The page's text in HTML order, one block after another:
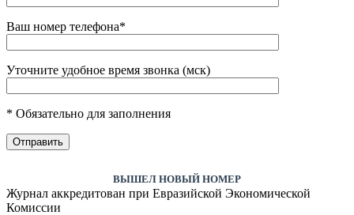
Журнал аккредитован при Евразийской Экономической
Комиссии
Ваш номер телефона*
Уточните удобное время звонка (мск)
* Обязательно для заполнения
ВЫШЕЛ НОВЫЙ НОМЕР